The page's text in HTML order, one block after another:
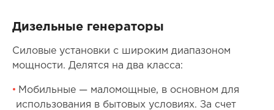
Дизельные генераторы
Силовые установки с широким диапазоном
мощности. Делятся на два класса:
Мобильные — маломощные, в основном для
использования в бытовых условиях. За счет